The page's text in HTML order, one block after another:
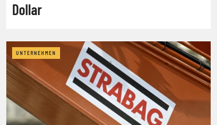
Dollar
UNTERNEHMEN